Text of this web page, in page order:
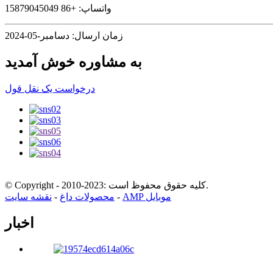
واتساپ: +86 15879045049
زمان ارسال: دسامبر-05-2024
به مشاوره خوش آمدید
درخواست یک نقل قول
© Copyright - 2010-2023: کلیه حقوق محفوظ است.
محصولات داغ - نقشه سایت - AMP موبایل
اخبار